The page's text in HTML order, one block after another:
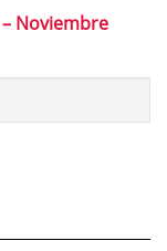
Noviembre